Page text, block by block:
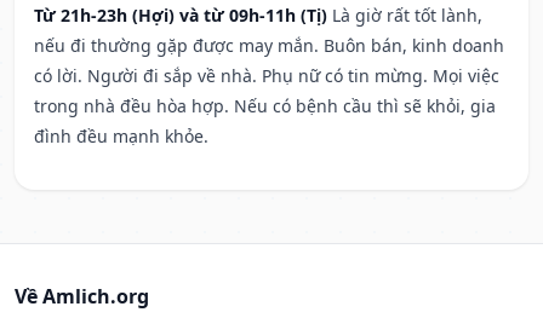
Từ 21h-23h (Hợi) và từ 09h-11h (Tị) Là giờ rất tốt lành,
nếu đi thường gặp được may mắn. Buôn bán, kinh doanh
có lời. Người đi sắp về nhà. Phụ nữ có tin mừng. Mọi việc
trong nhà đều hòa hợp. Nếu có bệnh cầu thì sẽ khỏi, gia
đình đều mạnh khỏe.
Về Amlich.org